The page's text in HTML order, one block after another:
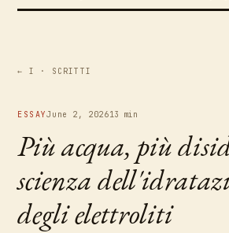
← I · SCRITTI
ESSAYJune 2, 202613 min
Più acqua, più
scienza
degli elettroliti